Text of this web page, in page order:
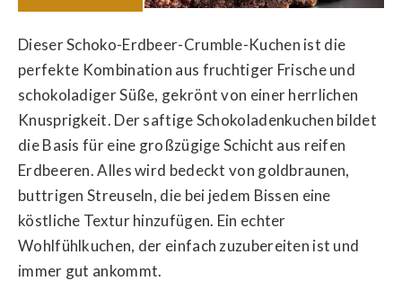
Dieser Schoko-Erdbeer-Crumble-Kuchen ist die
perfekte Kombination aus fruchtiger Frische und
schokoladiger Süße, gekrönt von einer herrlichen
Knusprigkeit. Der saftige Schokoladenkuchen bildet
die Basis für eine großzügige Schicht aus reifen
Erdbeeren. Alles wird bedeckt von goldbraunen,
buttrigen Streuseln, die bei jedem Bissen eine
köstliche Textur hinzufügen. Ein echter
Wohlfühlkuchen, der einfach zuzubereiten ist und
immer gut ankommt.